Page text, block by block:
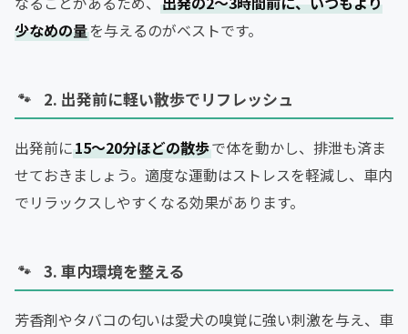
少なめの量を与えるのがベストです。
2. 出発前に軽い散歩でリフレッシュ
出発前に15〜20分ほどの散歩で体を動かし、排泄も済ま
せておきましょう。適度な運動はストレスを軽減し、車内
でリラックスしやすくなる効果があります。
3. 車内環境を整える
芳香剤やタバコの匂いは愛犬の嗅覚に強い刺激を与え、車